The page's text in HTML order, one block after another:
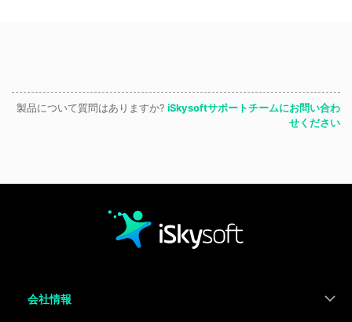
製品について質問はありますか? iSkysoftサポートチームにお問い合わ
せください
会社情報